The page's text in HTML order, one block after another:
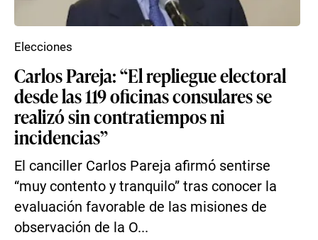
Carlos Pareja: “El repliegue electoral
desde las 119 oficinas consulares se
realizó sin contratiempos ni
incidencias”
El canciller Carlos Pareja afirmó sentirse
“muy contento y tranquilo” tras conocer la
evaluación favorable de las misiones de
observación de la O...
Elecciones